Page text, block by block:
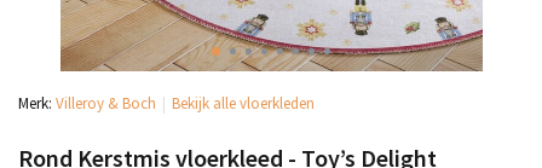
Merk: Villeroy & Boch Bekijk alle vloerkleden
Rond Kerstmis vloerkleed - Toy’s Delight